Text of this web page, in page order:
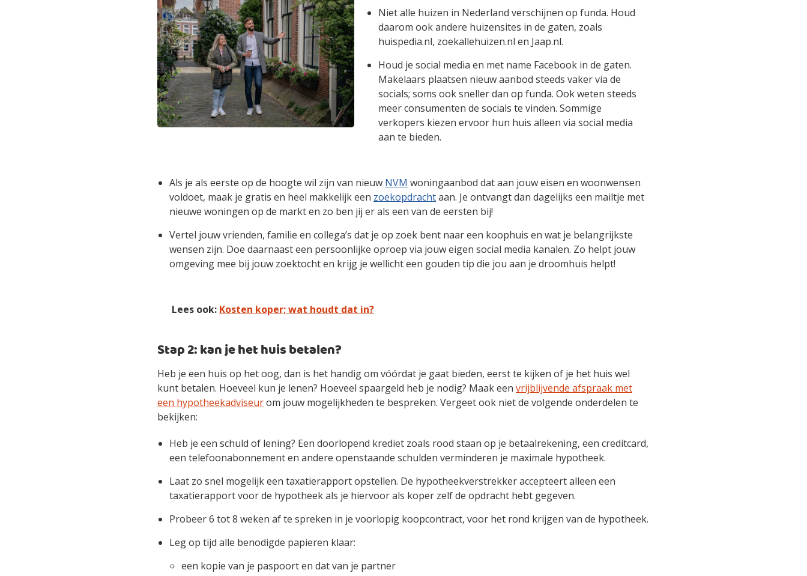
Niet alle huizen in Nederland verschijnen op funda. Houd
daarom ook andere huizensites in de gaten, zoals
huispedia.nl, zoekallehuizen.nl en Jaap.nl.
Houd je social media en met name Facebook in de gaten.
Makelaars plaatsen nieuw aanbod steeds vaker via de
socials; soms ook sneller dan op funda. Ook weten steeds
meer consumenten de socials te vinden. Sommige
verkopers kiezen ervoor hun huis alleen via social media
aan te bieden.
Als je als eerste op de hoogte wil zijn van nieuw NVM woningaanbod dat aan jouw eisen en woonwensen
voldoet, maak je gratis en heel makkelijk een zoekopdrachtaan. Je ontvangt dan dagelijks een mailtje met
nieuwe woningen op de markt en zo ben jij er als een van de eersten bij!
Vertel jouw vrienden, familie en collega’s dat je op zoek bent naar een koophuis en wat je belangrijkste
wensen zijn. Doe daarnaast een persoonlijke oproep via jouw eigen social media kanalen. Zo helpt jouw
omgeving mee bij jouw zoektocht en krijg je wellicht een gouden tip die jou aan je droomhuis helpt!
Lees ook: Kosten koper; wat houdt dat in?
Stap 2: kan je het huis betalen?
Heb je een huis op het oog, dan is het handig om vóórdat je gaat bieden, eerst te kijken of je het huis wel
kunt betalen. Hoeveel kun je lenen? Hoeveel spaargeld heb je nodig? Maak een vrijblijvende afspraak met
een hypotheekadviseurom jouw mogelijkheden te bespreken. Vergeet ook niet de volgende onderdelen te
bekijken:
Heb je een schuld of lening? Een doorlopend krediet zoals rood staan op je betaalrekening, een creditcard,
een telefoonabonnement en andere openstaande schulden verminderen je maximale hypotheek.
Laat zo snel mogelijk een taxatierapport opstellen. De hypotheekverstrekker accepteert alleen een
taxatierapport voor de hypotheek als je hiervoor als koper zelf de opdracht hebt gegeven.
Probeer 6 tot 8 weken af te spreken in je voorlopig koopcontract, voor het rond krijgen van de hypotheek.
Leg op tijd alle benodigde papieren klaar:
een kopie van je paspoort en dat van je partner